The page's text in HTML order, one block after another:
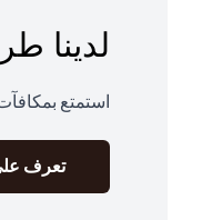
لدينا
استمتع
تعرف